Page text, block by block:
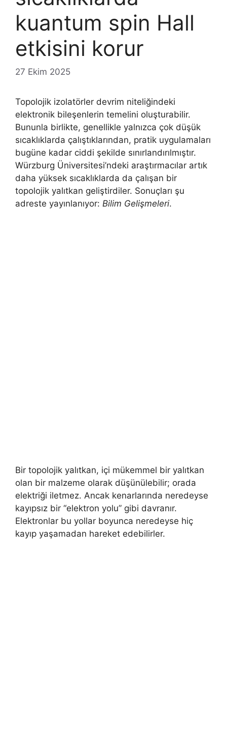
kuantum spin Hall
etkisini korur
27 Ekim 2025
Topolojik izolatörler devrim niteliğindeki
elektronik bileşenlerin temelini oluşturabilir.
Bununla birlikte, genellikle yalnızca çok düşük
sıcaklıklarda çalıştıklarından, pratik uygulamaları
bugüne kadar ciddi şekilde sınırlandırılmıştır.
Würzburg Üniversitesi’ndeki araştırmacılar artık
daha yüksek sıcaklıklarda da çalışan bir
topolojik yalıtkan geliştirdiler. Sonuçları şu
adreste yayınlanıyor: Bilim Gelişmeleri.
Bir topolojik yalıtkan, içi mükemmel bir yalıtkan
olan bir malzeme olarak düşünülebilir; orada
elektriği iletmez. Ancak kenarlarında neredeyse
kayıpsız bir “elektron yolu” gibi davranır.
Elektronlar bu yollar boyunca neredeyse hiç
kayıp yaşamadan hareket edebilirler.